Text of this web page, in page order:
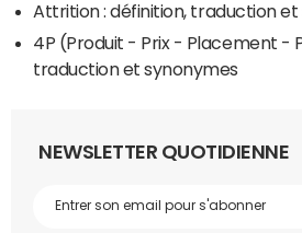
Attrition : définition, traduction et
4P (Produit - Prix - Placement -
traduction et synonymes
NEWSLETTER QUOTIDIENNE